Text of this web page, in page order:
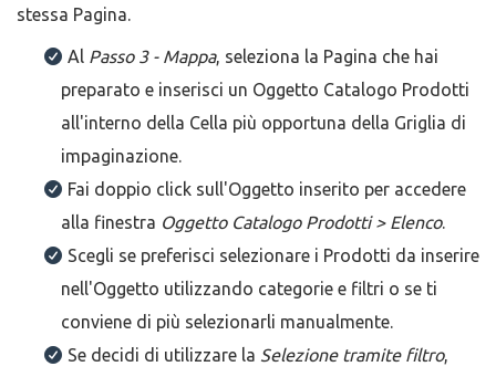
stessa Pagina.
Al Passo 3 - Mappa, seleziona la Pagina che hai
preparato e inserisci un Oggetto Catalogo Prodotti
all'interno della Cella più opportuna della Griglia di
impaginazione.
Fai doppio click sull'Oggetto inserito per accedere
alla finestra Oggetto Catalogo Prodotti > Elenco.
Scegli se preferisci selezionare i Prodotti da inserire
nell'Oggetto utilizzando categorie e filtri o se ti
conviene di più selezionarli manualmente.
Se decidi di utilizzare la Selezione tramite filtro,